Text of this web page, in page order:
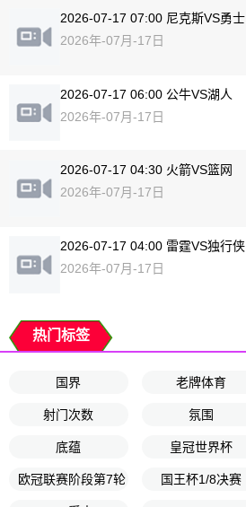
2026-07-17 07:00 尼克斯VS勇士
2026年-07月-17日
2026-07-17 06:00 公牛VS湖人
2026年-07月-17日
2026-07-17 04:30 火箭VS篮网
2026年-07月-17日
2026-07-17 04:00 雷霆VS独行侠
2026年-07月-17日
热门标签
国界 老牌体育
射门次数 氛围
底蕴 皇冠世界杯
欧冠联赛阶段第7轮 国王杯1/8决赛